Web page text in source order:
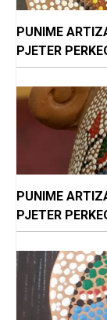
PUNIME
PJETER
PUNIME
PJETER